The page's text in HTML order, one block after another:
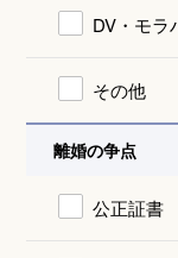
DV・モラ
その他
離婚の争点
公正証書